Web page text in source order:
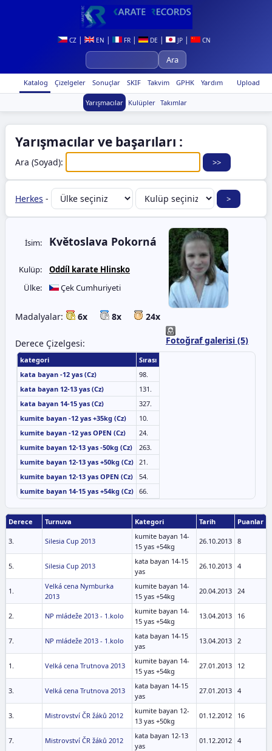
CZ | EN | FR | DE | JP | CN
Upload
Katalog Çizelgeler Sonuçlar SKIF Takvim GPHK Yardım
Yarışmacılar Kulüpler Takımlar
Yarışmacılar ve başarıları :
Ara (Soyad):
Herkes -
Fotoğraf galerisi (5)
İsim: Květoslava Pokorná
Kulüp:
Oddíl karate Hlinsko
Ülke:
Çek Cumhuriyeti
Madalyalar: 6x 8x 24x
Derece Çizelgesi:
kategori
Sırası
kata bayan -12 yas (Cz)
98.
kata bayan 12-13 yas (Cz)
131.
kata bayan 14-15 yas (Cz)
327.
kumite bayan -12 yas +35kg (Cz)
10.
kumite bayan -12 yas OPEN (Cz)
24.
kumite bayan 12-13 yas -50kg (Cz)
263.
kumite bayan 12-13 yas +50kg (Cz) 21.
kumite bayan 12-13 yas OPEN (Cz)
54.
kumite bayan 14-15 yas +54kg (Cz) 66.
Derece Turnuva Kategori Tarih Puanlar
3. Silesia Cup 2013
kumite bayan 14-
15 yas +54kg
26.10.2013 8
5. Silesia Cup 2013
kata bayan 14-15
yas
26.10.2013 4
1.
Velká cena Nymburka
2013
kumite bayan 14-
15 yas +54kg
20.04.2013 24
2. NP mládeže 2013 - 1.kolo
kumite bayan 14-
15 yas +54kg
13.04.2013 16
7. NP mládeže 2013 - 1.kolo
kata bayan 14-15
yas
13.04.2013 2
1. Velká cena Trutnova 2013
kumite bayan 14-
15 yas +54kg
27.01.2013 12
3. Velká cena Trutnova 2013
kata bayan 14-15
yas
27.01.2013 4
3. Mistrovství ČR žáků 2012
kumite bayan 12-
13 yas +50kg
01.12.2012 16
7. Mistrovství ČR žáků 2012
kata bayan 12-13
yas
01.12.2012 4